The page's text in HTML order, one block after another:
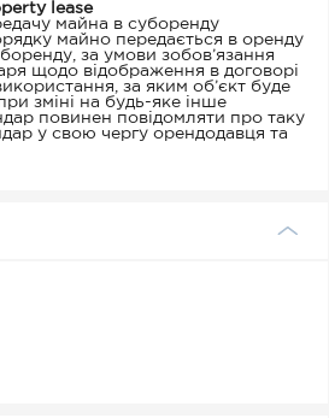
lease
майна в суборенду
майно передається в оренду
за умови зобов’язання
щодо відображення в договорі
за яким об’єкт буде
зміні на будь-яке інше
повинен повідомляти про таку
у свою чергу орендодавця та